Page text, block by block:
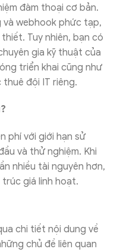
đàm thoại cơ bản.
và webhook phức tạp,
Tuy nhiên, bạn có
gia kỹ thuật của
triển khai cũng như
thuê đội IT riêng.
phí với giới hạn sử
và thử nghiệm. Khi
nhiều tài nguyên hơn,
giá linh hoạt.
chi tiết nội dung về
chủ đề liên quan